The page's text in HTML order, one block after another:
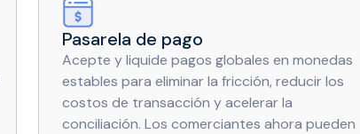
Pasarela de pago
Acepte y liquide pagos globales en monedas
estables para eliminar la fricción, reducir los
costos de transacción y acelerar la
conciliación. Los comerciantes ahora pueden